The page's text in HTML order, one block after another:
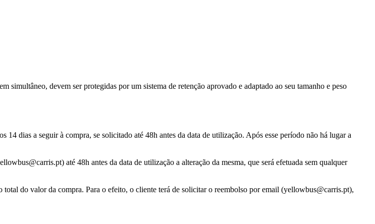
simultâneo, devem ser protegidas por um sistema de retenção aprovado e adaptado ao seu tamanho e peso
dias a seguir à compra, se solicitado até 48h antes da data de utilização. Após esse período não há lugar a
até 48h antes da data de utilização a alteração da mesma, que será efetuada sem qualquer
do valor da compra. Para o efeito, o cliente terá de solicitar o reembolso por email (yellowbus@carris.pt),